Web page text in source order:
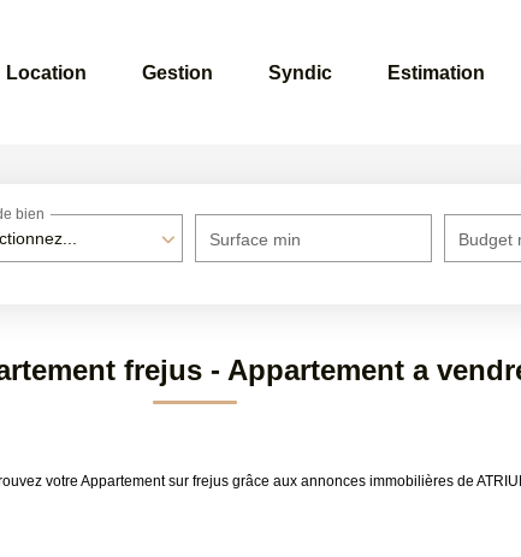
Location Gestion Syndic Estimation
bien
Surface min Budget
frejus - Appartement a
votre Appartement sur frejus grâce aux annonces immobilières de